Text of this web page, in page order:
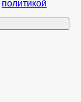
политикой